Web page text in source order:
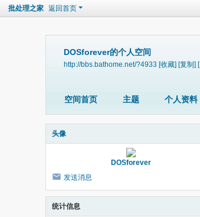
批处理之家 返回首页
DOSforever的个人空间
http://bbs.bathome.net/?4933 [收藏] [复制]
空间首页 主题 个人资料
头像
DOSforever
发送消息
统计信息